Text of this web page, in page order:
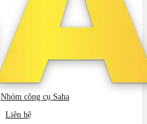
Nhóm công cụ Saha
Liên hệ